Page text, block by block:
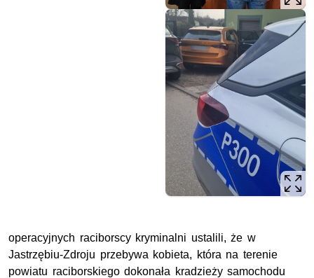
operacyjnych raciborscy kryminalni ustalili, że w
Jastrzębiu-Zdroju przebywa kobieta, która na terenie
powiatu raciborskiego dokonała kradzieży samochodu